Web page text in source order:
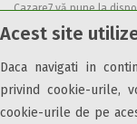
Acest site
Daca navigati in
privind cookie-urile,
cookie-urile de pe
Cazare7 vă pune la
zonele turistice, oferte
condițiilede utilizare.